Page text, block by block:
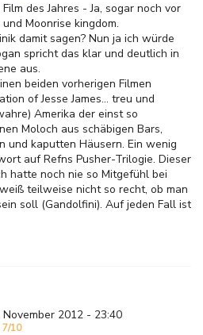
des Jahres - Ja, sogar noch vor
Moonrise kingdom.
damit sagen? Nun ja ich würde
spricht das klar und deutlich in
aus.
beiden vorherigen Filmen
of Jesse James... treu und
Amerika der einst so
Moloch aus schäbigen Bars,
und kaputten Häusern. Ein wenig
auf Refns Pusher-Trilogie. Dieser
hatte noch nie so Mitgefühl bei
teilweise nicht so recht, ob man
soll (Gandolfini). Auf jeden Fall ist
2012 - 23:40
7/10